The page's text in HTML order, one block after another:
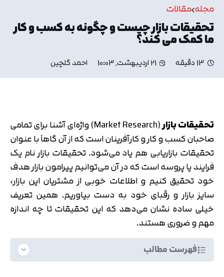
مجله مقالات
تحقیقات بازار چیست و چگونه به کسب و کار
ما کمک می کند؟
13 دقیقه 21 اردیبهشت, 10:03 احمد گلچین
تحقیقات بازار
(Market Research) واژه‌ای آشنا برای تمامی
صاحبان کسب و کار و کارآفرینان است که از آن گاهاً با عنوان
تحقیقات بازاریابی هم یاد می‌شود. تحقیقات بازار نام یک
فرایند یا پروسه است که در آن می‌توانیم پیرامون بازار هدف
خود تحقیق کنیم و اطلاعات خوبی از مشتریان این بازار،
سایز بازار و رقبای خود به دست بیاوریم. همین تعریف
خیلی ساده نشان می‌دهد که این تحقیقات تا چه اندازه
مهم و ضروری هستند.
فهرست مطالب